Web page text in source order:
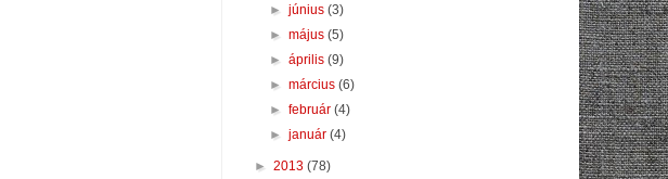
►június(3)
►május(5)
►április(9)
►március(6)
►február(4)
►január(4)
► 2013 (78)